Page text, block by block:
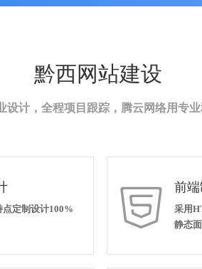
黔西网站建设
设计，全程项目跟踪，腾云网络用专
点定制设计100%
 前
采用
静态